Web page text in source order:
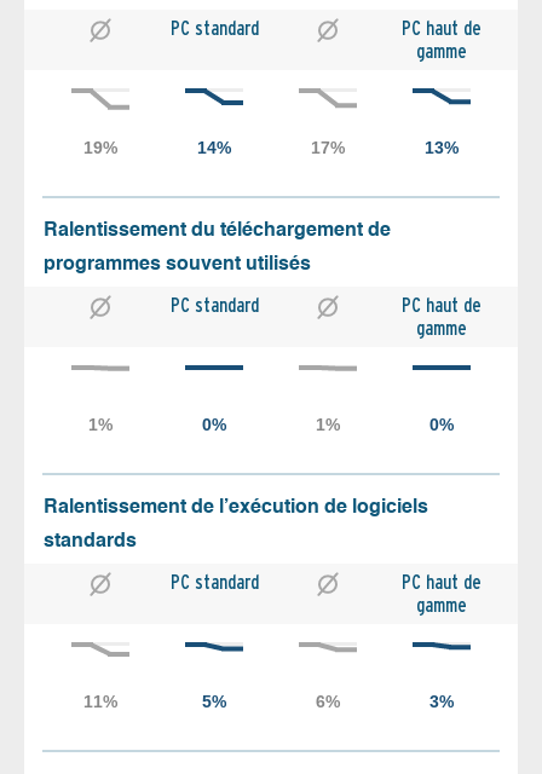
PC standard
PC haut de
gamme
Ralentissement du téléchargement de
programmes souvent utilisés
PC standard
PC haut de
gamme
Ralentissement de l’exécution de logiciels
standards
PC standard
PC haut de
gamme